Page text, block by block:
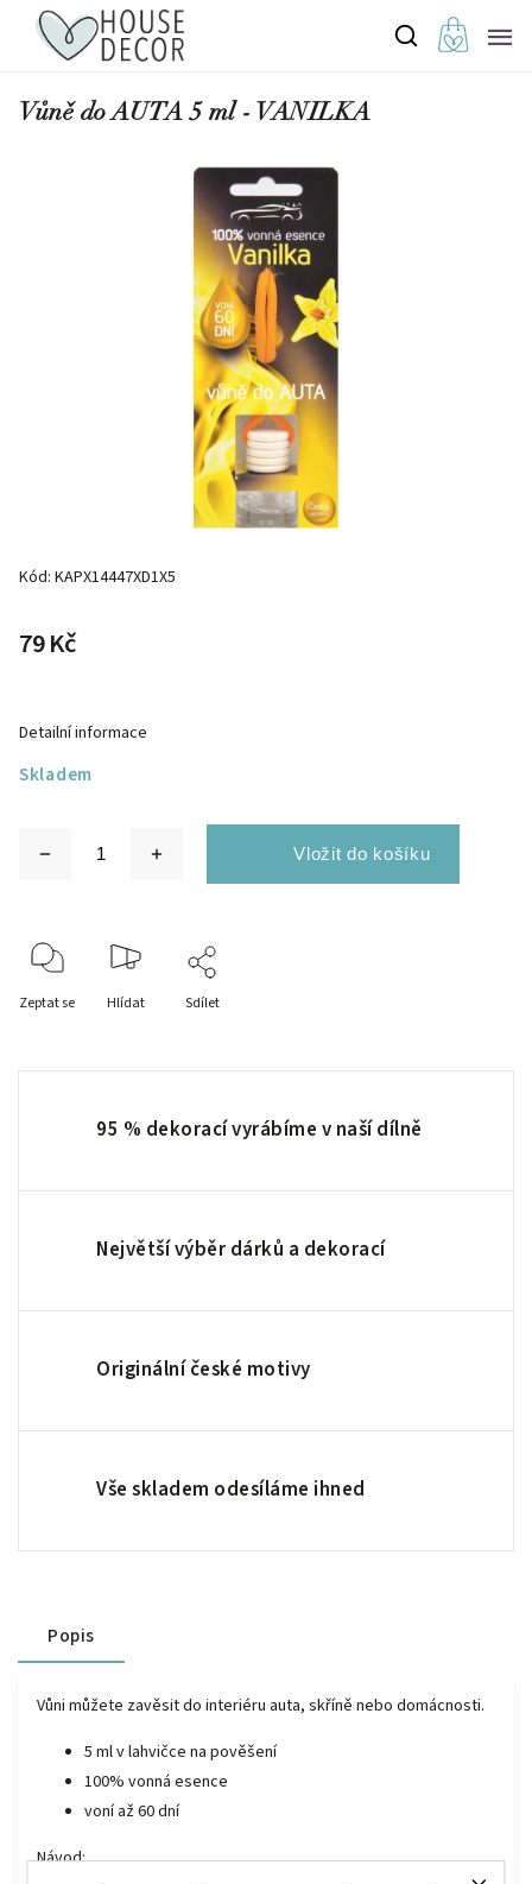
Vůně do AUTA 5 ml - VANILKA
Kód: KAPX14447XD1X5
79 Kč
Skladem
Detailní informace
Zeptat se Hlídat Sdílet
95 % dekorací vyrábíme v naší dílně
Největší výběr dárků a dekorací
Originální české motivy
Vše skladem odesíláme ihned
Popis
Vůni můžete zavěsit do interiéru auta, skříně nebo domácnosti.
5 ml v lahvičce na pověšení
100% vonná esence
voní až 60 dní
Návod: